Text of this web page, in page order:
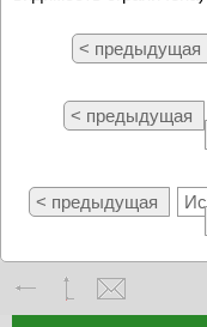
< предыдущая
< предыдущая
< предыдущая